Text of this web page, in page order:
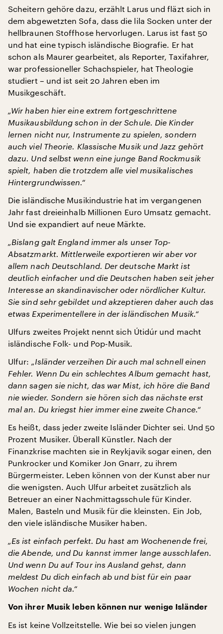
Scheitern gehöre dazu, erzählt Larus und fläzt sich in
dem abgewetzten Sofa, dass die lila Socken unter der
hellbraunen Stoffhose hervorlugen. Larus ist fast 50
und hat eine typisch isländische Biografie. Er hat
schon als Maurer gearbeitet, als Reporter, Taxifahrer,
war professioneller Schachspieler, hat Theologie
studiert – und ist seit 20 Jahren eben im
Musikgeschäft.
„Wir haben hier eine extrem fortgeschrittene
Musikausbildung schon in der Schule. Die Kinder
lernen nicht nur, Instrumente zu spielen, sondern
auch viel Theorie. Klassische Musik und Jazz gehört
dazu. Und selbst wenn eine junge Band Rockmusik
spielt, haben die trotzdem alle viel musikalisches
Hintergrundwissen.“
Die isländische Musikindustrie hat im vergangenen
Jahr fast dreieinhalb Millionen Euro Umsatz gemacht.
Und sie expandiert auf neue Märkte.
„Bislang galt England immer als unser Top-
Absatzmarkt. Mittlerweile exportieren wir aber vor
allem nach Deutschland. Der deutsche Markt ist
deutlich einfacher und die Deutschen haben seit jeher
Interesse an skandinavischer oder nördlicher Kultur.
Sie sind sehr gebildet und akzeptieren daher auch das
etwas Experimentellere in der isländischen Musik.“
Ulfurs zweites Projekt nennt sich Útidúr und macht
isländische Folk- und Pop-Musik.
Ulfur: „Isländer verzeihen Dir auch mal schnell einen
Fehler. Wenn Du ein schlechtes Album gemacht hast,
dann sagen sie nicht, das war Mist, ich höre die Band
nie wieder. Sondern sie hören sich das nächste erst
mal an. Du kriegst hier immer eine zweite Chance.“
Es heißt, dass jeder zweite Isländer Dichter sei. Und 50
Prozent Musiker. Überall Künstler. Nach der
Finanzkrise machten sie in Reykjavik sogar einen, den
Punkrocker und Komiker Jon Gnarr, zu ihrem
Bürgermeister. Leben können von der Kunst aber nur
die wenigsten. Auch Ulfur arbeitet zusätzlich als
Betreuer an einer Nachmittagsschule für Kinder.
Malen, Basteln und Musik für die kleinsten. Ein Job,
den viele isländische Musiker haben.
„Es ist einfach perfekt. Du hast am Wochenende frei,
die Abende, und Du kannst immer lange ausschlafen.
Und wenn Du auf Tour ins Ausland gehst, dann
meldest Du dich einfach ab und bist für ein paar
Wochen nicht da.“
Von ihrer Musik leben können nur wenige Isländer
Es ist keine Vollzeitstelle. Wie bei so vielen jungen